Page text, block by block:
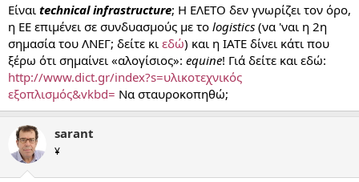
Είναι technical infrastructure; Η ΕΛΕΤΟ δεν γνωρίζει τον όρο,
η ΕΕ επιμένει σε συνδυασμούς με το logistics (να 'ναι η 2η
σημασία του ΛΝΕΓ; δείτε κι εδώ) και η IATE δίνει κάτι που
ξέρω ότι σημαίνει «αλογίσιος»: equine! Γιά δείτε και εδώ:
http://www.dict.gr/index?s=υλικοτεχνικός
εξοπλισμός&vkbd= Να σταυροκοπηθώ;
sarant
¥